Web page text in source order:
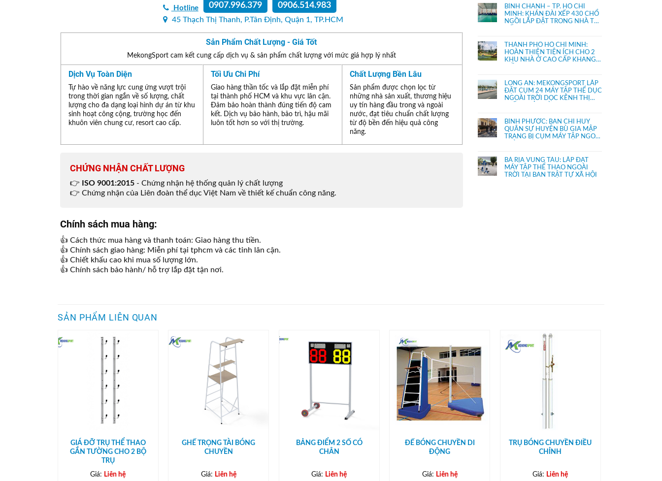
Hotline 0907.996.379 0906.514.983
45 Thạch Thị Thanh, P.Tân Định, Quận 1, TP.HCM
Sản Phẩm Chất Lượng - Giá Tốt
MekongSport cam kết cung cấp dịch vụ & sản phẩm chất lượng với mức giá hợp lý nhất
Dịch Vụ Toàn Diện
Tự hào về năng lực cung ứng vượt trội
trong thời gian ngắn về số lượng, chất
lượng cho đa dạng loại hình dự án từ khu
sinh hoạt công cộng, trường học đến
khuôn viên chung cư, resort cao cấp.
Tối Ưu Chi Phí
Giao hàng thần tốc và lắp đặt miễn phí
tại thành phố HCM và khu vực lân cận.
Đảm bảo hoàn thành đúng tiến độ cam
kết. Dịch vụ bảo hành, bảo trì, hậu mãi
luôn tốt hơn so với thị trường.
Chất Lượng Bền Lâu
Sản phẩm được chọn lọc từ
những nhà sản xuất, thương hiệu
uy tín hàng đầu trong và ngoài
nước, đạt tiêu chuẩn chất lượng
từ độ bền đến hiệu quả công
năng.
CHỨNG NHẬN CHẤT LƯỢNG
👉 ISO 9001:2015 - Chứng nhận hệ thống quản lý chất lượng
👉 Chứng nhận của Liên đoàn thể dục Việt Nam về thiết kế chuẩn công năng.
Chính sách mua hàng:
👍 Cách thức mua hàng và thanh toán: Giao hàng thu tiền.
👍 Chính sách giao hàng: Miễn phí tại tphcm và các tỉnh lân cận.
👍 Chiết khấu cao khi mua số lượng lớn.
👍 Chính sách bảo hành/ hỗ trợ lắp đặt tận nơi.
BÌNH CHÁNH – TP. HỒ CHÍ
MINH: KHÁN ĐÀI XẾP 430 CHỔ
NGỒI LẮP ĐẶT TRONG NHÀ THI
THÀNH PHỐ HỒ CHÍ MINH:
HOÀN THIỆN TIỆN ÍCH CHO 2
KHU NHÀ Ở CAO CẤP KHANG
LONG AN: MEKONGSPORT LẮP
ĐẶT CỤM 24 MÁY TẬP THỂ DỤC
NGOÀI TRỜI DỌC KÊNH THỊ
BÌNH PHƯỚC: BAN CHỈ HUY
QUÂN SỰ HUYỆN BÙ GIA MẬP
TRANG BỊ CỤM MÁY TẬP NGOÀI
BÀ RỊA VŨNG TÀU: LẮP ĐẶT
MÁY TẬP THỂ THAO NGOÀI
TRỜI TẠI BAN TRẬT TỰ XÃ HỘI
SẢN PHẨM LIÊN QUAN
GIÁ ĐỠ TRỤ THỂ THAO
GẮN TƯỜNG CHO 2 BỘ
TRỤ
Giá: Liên hệ
GHẾ TRỌNG TÀI BÓNG
CHUYỀN
Giá: Liên hệ
BẢNG ĐIỂM 2 SỐ CÓ
CHÂN
Giá: Liên hệ
ĐẾ BÓNG CHUYỀN DI
ĐỘNG
Giá: Liên hệ
TRỤ BÓNG CHUYỀN ĐIỀU
CHỈNH
Giá: Liên hệ